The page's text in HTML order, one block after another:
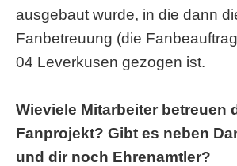
ausgebaut wurde, in die dann
Fanbetreuung (die
04 Leverkusen gezogen ist.
Wieviele Mitarbeiter betreuen
Fanprojekt? Gibt es neben
und dir noch Ehrenamtler?